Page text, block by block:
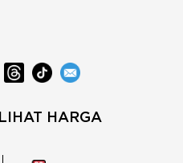
HARGA